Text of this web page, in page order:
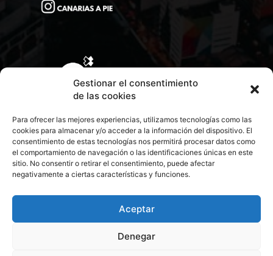
Gestionar el consentimiento
de las cookies
Para ofrecer las mejores experiencias, utilizamos tecnologías como las
cookies para almacenar y/o acceder a la información del dispositivo. El
consentimiento de estas tecnologías nos permitirá procesar datos como
el comportamiento de navegación o las identificaciones únicas en este
sitio. No consentir o retirar el consentimiento, puede afectar
negativamente a ciertas características y funciones.
Aceptar
Denegar
CONTACTA CON NOSOTROS